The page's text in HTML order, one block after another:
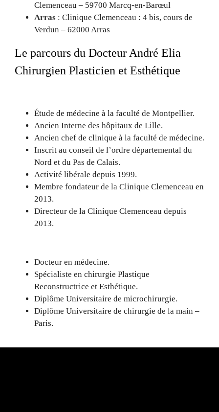
Clemenceau – 59700 Marcq-en-Barœul
Arras : Clinique Clemenceau : 4 bis, cours de
Verdun – 62000 Arras
Le parcours du Docteur André Elia
Chirurgien Plasticien et Esthétique
Étude de médecine à la faculté de Montpellier.
Ancien Interne des hôpitaux de Lille.
Ancien chef de clinique à la faculté de médecine.
Inscrit au conseil de l’ordre départemental du
Nord et du Pas de Calais.
Activité libérale depuis 1999.
Membre fondateur de la Clinique Clemenceau en
2013.
Directeur de la Clinique Clemenceau depuis
2013.
Docteur en médecine.
Spécialiste en chirurgie Plastique
Reconstructrice et Esthétique.
Diplôme Universitaire de microchirurgie.
Diplôme Universitaire de chirurgie de la main –
Paris.